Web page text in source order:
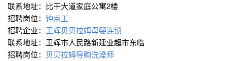
联系地址：比干大道家庭公寓2楼
招聘岗位： 钟点工
招聘企业： 卫辉贝贝拉姆母婴连锁
联系地址：卫辉市人民路新建业超市东临
招聘岗位： 贝贝拉姆导购洗澡师